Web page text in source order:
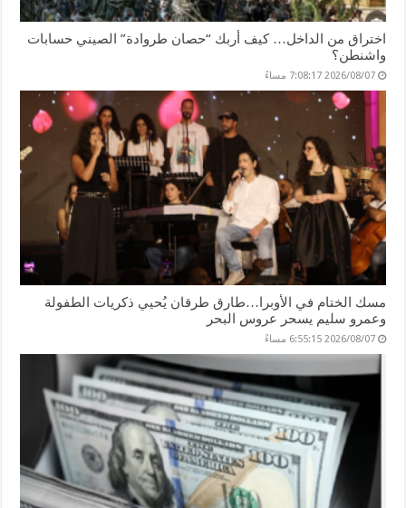
اختراق من الداخل… كيف أربك “حصان طروادة” الصيني حسابات
واشنطن؟
2026/08/07 7:08:17 مساءً
مسك الختام في الأوبرا…طارق طرقان يُحيي ذكريات الطفولة
وعمرو سليم يسحر عروس البحر
2026/08/07 6:55:15 مساءً